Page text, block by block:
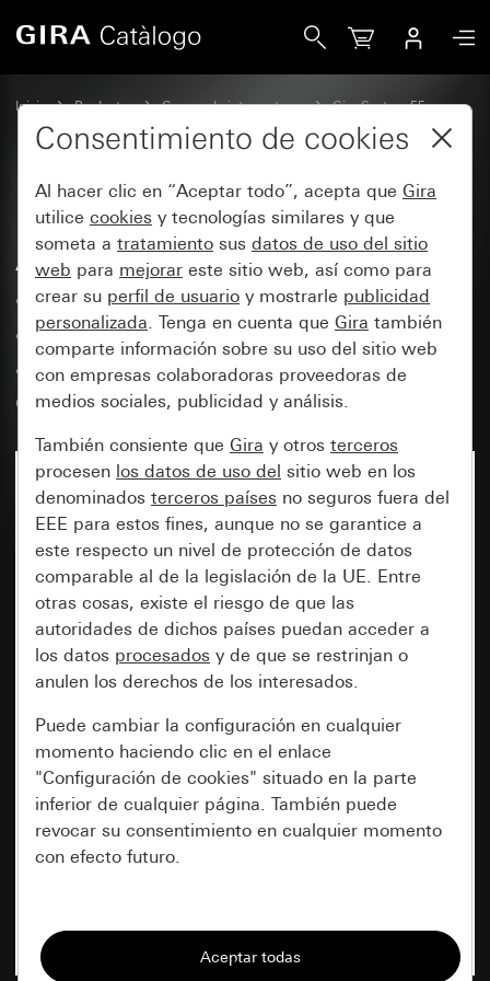
Inicio Productos Gamas de interruptores
Gira System 55
Bases de enchufe
Base de enchufe SCHUKO de 16
A y 250 V~ con protección
ampliada contra contacto
accidental (Safety Plus) y
alimentación eléctrica USB de 2
elementos Tipo A / tipo C
Consentimiento de cookies
Al hacer clic en “Aceptar todo”, acepta que Gira
utilice cookies y tecnologías similares y que
someta a tratamiento sus datos de uso del sitio
web para mejorar este sitio web, así como para
crear su perfil de usuario y mostrarle publicidad
personalizada. Tenga en cuenta que Gira también
comparte información sobre su uso del sitio web
con empresas colaboradoras proveedoras de
medios sociales, publicidad y análisis.
También consiente que Gira y otros terceros
procesen los datos de uso del sitio web en los
denominados terceros países no seguros fuera del
EEE para estos fines, aunque no se garantice a
este respecto un nivel de protección de datos
comparable al de la legislación de la UE. Entre
otras cosas, existe el riesgo de que las
autoridades de dichos países puedan acceder a
los datos procesados y de que se restrinjan o
anulen los derechos de los interesados.
Puede cambiar la configuración en cualquier
momento haciendo clic en el enlace
"Configuración de cookies" situado en la parte
inferior de cualquier página. También puede
revocar su consentimiento en cualquier momento
con efecto futuro.
Todas las cookies que necesitamos para